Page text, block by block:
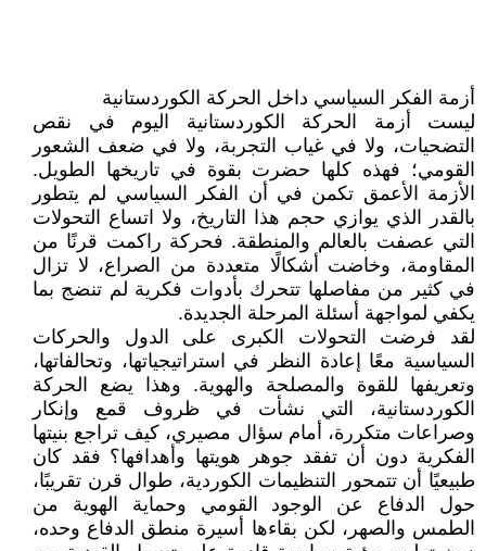
أزمة الفكر السياسي داخل الحركة الكوردستانية
ليست أزمة الحركة الكوردستانية اليوم في نقص
التضحيات، ولا في غياب التجربة، ولا في ضعف الشعور
القومي؛ فهذه كلها حضرت بقوة في تاريخها الطويل.
الأزمة الأعمق تكمن في أن الفكر السياسي لم يتطور
بالقدر الذي يوازي حجم هذا التاريخ، ولا اتساع التحولات
التي عصفت بالعالم والمنطقة. فحركة راكمت قرنًا من
المقاومة، وخاضت أشكالًا متعددة من الصراع، لا تزال
في كثير من مفاصلها تتحرك بأدوات فكرية لم تنضج بما
يكفي لمواجهة أسئلة المرحلة الجديدة.
لقد فرضت التحولات الكبرى على الدول والحركات
السياسية معًا إعادة النظر في استراتيجياتها، وتحالفاتها،
وتعريفها للقوة والمصلحة والهوية. وهذا يضع الحركة
الكوردستانية، التي نشأت في ظروف قمع وإنكار
وصراعات متكررة، أمام سؤال مصيري، كيف تراجع بنيتها
الفكرية دون أن تفقد جوهر هويتها وأهدافها؟ فقد كان
طبيعيًا أن تتمحور التنظيمات الكوردية، طوال قرن تقريبًا،
حول الدفاع عن الوجود القومي وحماية الهوية من
الطمس والصهر، لكن بقاءها أسيرة منطق الدفاع وحده،